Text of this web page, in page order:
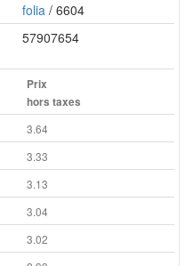
folia / 6604
57907654
Prix
hors taxes
3.64
3.33
3.13
3.04
3.02